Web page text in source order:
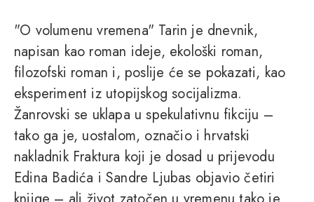
"O volumenu vremena" Tarin je dnevnik,
napisan kao roman ideje, ekološki roman,
filozofski roman i, poslije će se pokazati, kao
eksperiment iz utopijskog socijalizma.
Žanrovski se uklapa u spekulativnu fikciju –
tako ga je, uostalom, označio i hrvatski
nakladnik Fraktura koji je dosad u prijevodu
Edina Badića i Sandre Ljubas objavio četiri